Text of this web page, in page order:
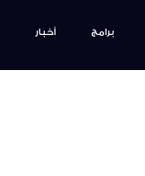
برامج أخبار